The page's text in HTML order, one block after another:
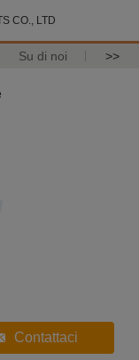
CO., LTD
Su di noi >>
Contattaci